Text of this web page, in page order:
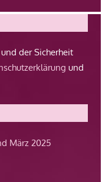
der Sicherheit
und
März 2025